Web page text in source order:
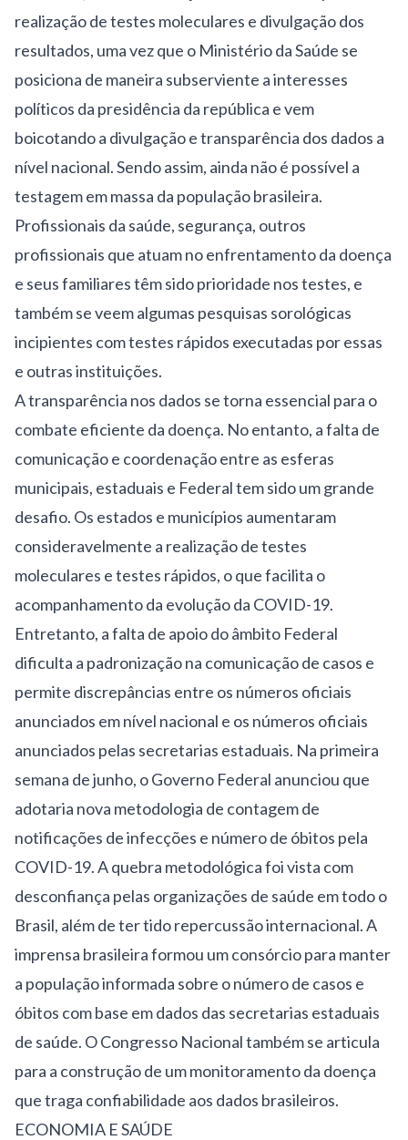
realização de testes moleculares e divulgação dos
resultados, uma vez que o Ministério da Saúde se
posiciona de maneira subserviente a interesses
políticos da presidência da república e vem
boicotando a divulgação etransparência dos dados a
nível nacional. Sendo assim, ainda não é possível a
testagem em massa da população brasileira.
Profissionais da saúde, segurança, outros
profissionais que atuam no enfrentamento da doença
e seus familiares têm sido prioridade nos testes, e
também se veem algumas pesquisas sorológicas
incipientes com testes rápidos executadas por essas
e outras instituições.
A transparência nos dados se torna essencial para o
combate eficiente da doença. No entanto, a falta de
comunicação e coordenação entre as esferas
municipais, estaduais e Federal tem sido um grande
desafio. Os estados e municípios aumentaram
consideravelmente a realização de testes
moleculares e testes rápidos, o que facilita o
acompanhamento da evolução da COVID-19.
Entretanto, a falta de apoio do âmbito Federal
dificulta a padronização na comunicação de casos e
permite discrepâncias entre os números oficiais
anunciados em nível nacional e os números oficiais
anunciados pelas secretarias estaduais. Na primeira
semana de junho, o Governo Federal anunciou que
adotaria nova metodologia de contagem de
notificações de infecções e número de óbitos pela
COVID-19. A quebra metodológica foi vista com
desconfiança pelas organizações de saúde em todo o
Brasil, além de ter tido repercussão internacional. A
imprensa brasileira formou um consórcio para manter
a população informada sobre o número de casos e
óbitos com base em dados das secretarias estaduais
de saúde. O Congresso Nacional também se articula
para a construção de um monitoramento da doença
que traga confiabilidade aos dados brasileiros.
ECONOMIA E SAÚDE